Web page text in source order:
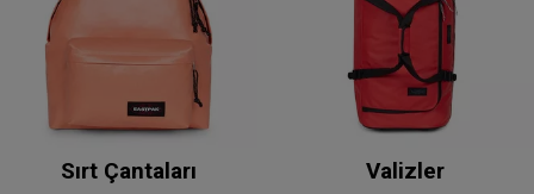
Sırt Çantaları Valizler